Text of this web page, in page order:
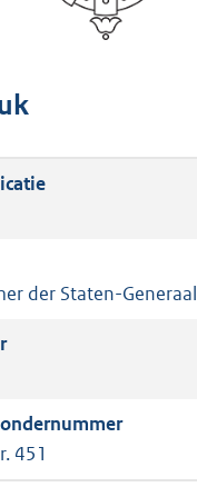
der Staten-Generaal
451